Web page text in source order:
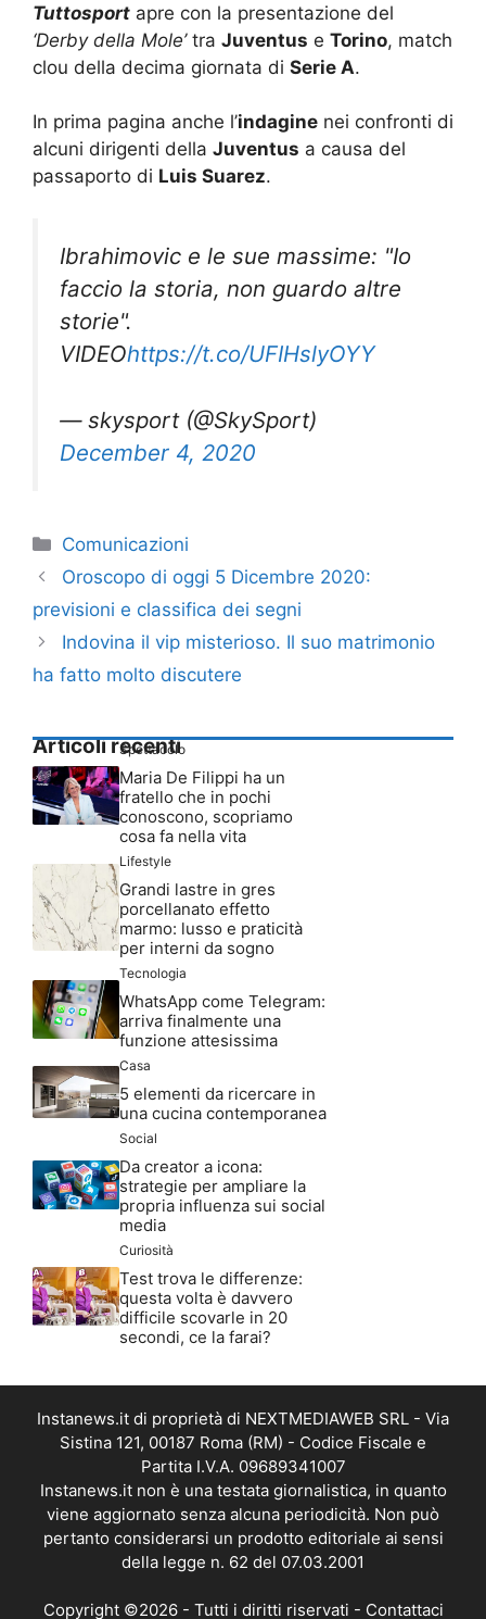
Tuttosport apre con la presentazione del
‘Derby della Mole’tra Juventus e Torino, match
clou della decima giornata di Serie A.
In prima pagina anche l’indagine nei confronti di
alcuni dirigenti della Juventus a causa del
passaporto di Luis Suarez.
Ibrahimovic e le sue massime: "Io
faccio la storia, non guardo altre
storie".
VIDEOhttps://t.co/UFIHslyOYY
— skysport (@SkySport)
December 4, 2020
Categorie
Comunicazioni
Oroscopo di oggi 5 Dicembre 2020:
previsioni e classifica dei segni
Indovina il vip misterioso. Il suo matrimonio
ha fatto molto discutere
Articoli recenti
Spettacolo
Maria De Filippi ha un
fratello che in pochi
conoscono, scopriamo
cosa fa nella vita
Lifestyle
Grandi lastre in gres
porcellanato effetto
marmo: lusso e praticità
per interni da sogno
Tecnologia
WhatsApp come Telegram:
arriva finalmente una
funzione attesissima
Casa
5 elementi da ricercare in
una cucina contemporanea
Social
Da creator a icona:
strategie per ampliare la
propria influenza sui social
media
Curiosità
Test trova le differenze:
questa volta è davvero
difficile scovarle in 20
secondi, ce la farai?
Instanews.it di proprietà di NEXTMEDIAWEB SRL - Via
Sistina 121, 00187 Roma (RM) - Codice Fiscale e
Partita I.V.A. 09689341007
Instanews.it non è una testata giornalistica, in quanto
viene aggiornato senza alcuna periodicità. Non può
pertanto considerarsi un prodotto editoriale ai sensi
della legge n. 62 del 07.03.2001
Copyright ©2026 - Tutti i diritti riservati - Contattaci